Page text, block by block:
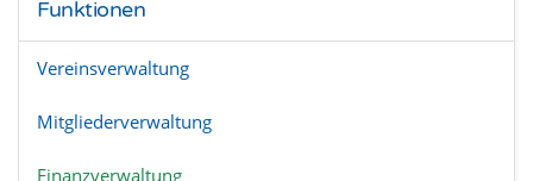
Funktionen
Vereinsverwaltung
Mitgliederverwaltung
Finanzverwaltung